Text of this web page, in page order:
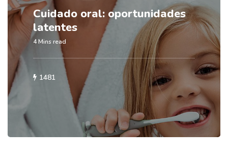
Cuidado oral: oportunidades
latentes
4 Mins read
1481